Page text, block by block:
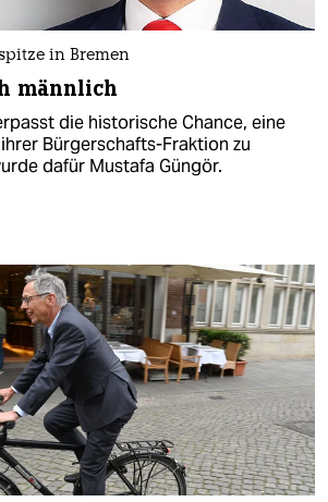
in Bremen
männlich
die historische Chance, eine
Bürgerschafts-Fraktion zu
dafür Mustafa Güngör.